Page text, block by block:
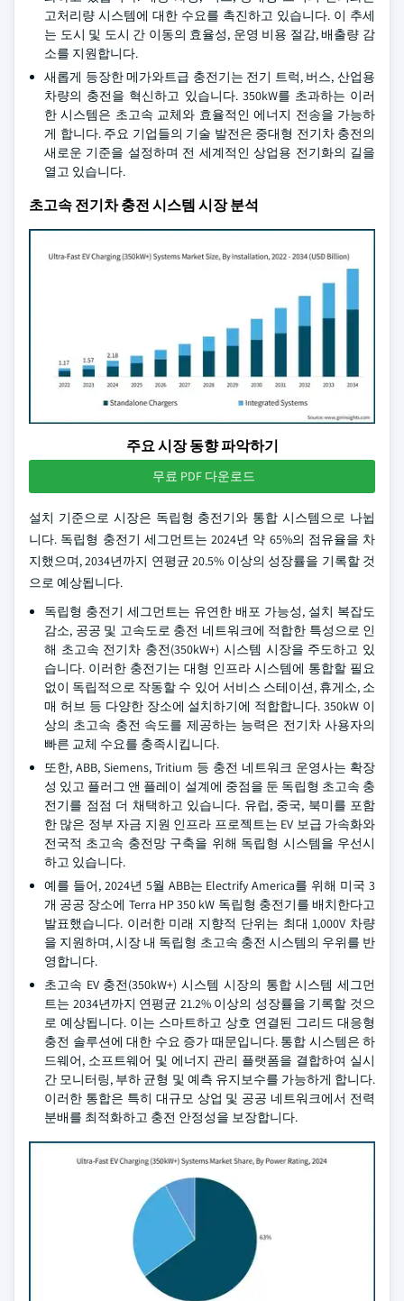
고처리량 시스템에 대한 수요를 촉진하고 있습니다. 이 추세
는 도시 및 도시 간 이동의 효율성, 운영 비용 절감, 배출량 감
소를 지원합니다.
새롭게 등장한 메가와트급 충전기는 전기 트럭, 버스, 산업용
차량의 충전을 혁신하고 있습니다. 350kW를 초과하는 이러
한 시스템은 초고속 교체와 효율적인 에너지 전송을 가능하
게 합니다. 주요 기업들의 기술 발전은 중대형 전기차 충전의
새로운 기준을 설정하며 전 세계적인 상업용 전기화의 길을
열고 있습니다.
초고속 전기차 충전 시스템 시장 분석
주요 시장 동향 파악하기
무료 PDF 다운로드
설치 기준으로 시장은 독립형 충전기와 통합 시스템으로 나뉩
니다. 독립형 충전기 세그먼트는 2024년 약 65%의 점유율을 차
지했으며, 2034년까지 연평균 20.5% 이상의 성장률을 기록할 것
으로 예상됩니다.
독립형 충전기 세그먼트는 유연한 배포 가능성, 설치 복잡도
감소, 공공 및 고속도로 충전 네트워크에 적합한 특성으로 인
해 초고속 전기차 충전(350kW+) 시스템 시장을 주도하고 있
습니다. 이러한 충전기는 대형 인프라 시스템에 통합할 필요
없이 독립적으로 작동할 수 있어 서비스 스테이션, 휴게소, 소
매 허브 등 다양한 장소에 설치하기에 적합합니다. 350kW 이
상의 초고속 충전 속도를 제공하는 능력은 전기차 사용자의
빠른 교체 수요를 충족시킵니다.
또한, ABB, Siemens, Tritium 등 충전 네트워크 운영사는 확장
성 있고 플러그 앤 플레이 설계에 중점을 둔 독립형 초고속 충
전기를 점점 더 채택하고 있습니다. 유럽, 중국, 북미를 포함
한 많은 정부 자금 지원 인프라 프로젝트는 EV 보급 가속화와
전국적 초고속 충전망 구축을 위해 독립형 시스템을 우선시
하고 있습니다.
예를 들어, 2024년 5월 ABB는 Electrify America를 위해 미국 3
개 공공 장소에 Terra HP 350 kW 독립형 충전기를 배치한다고
발표했습니다. 이러한 미래 지향적 단위는 최대 1,000V 차량
을 지원하며, 시장 내 독립형 초고속 충전 시스템의 우위를 반
영합니다.
초고속 EV 충전(350kW+) 시스템 시장의 통합 시스템 세그먼
트는 2034년까지 연평균 21.2% 이상의 성장률을 기록할 것으
로 예상됩니다. 이는 스마트하고 상호 연결된 그리드 대응형
충전 솔루션에 대한 수요 증가 때문입니다. 통합 시스템은 하
드웨어, 소프트웨어 및 에너지 관리 플랫폼을 결합하여 실시
간 모니터링, 부하 균형 및 예측 유지보수를 가능하게 합니다.
이러한 통합은 특히 대규모 상업 및 공공 네트워크에서 전력
분배를 최적화하고 충전 안정성을 보장합니다.